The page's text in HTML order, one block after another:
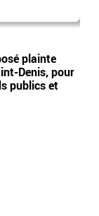
plainte
Denis, pour
publics et